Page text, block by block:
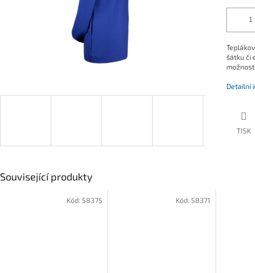
šátku či
Detailní
TISK
Související produkty
Kód: 58375 Kód: 58371